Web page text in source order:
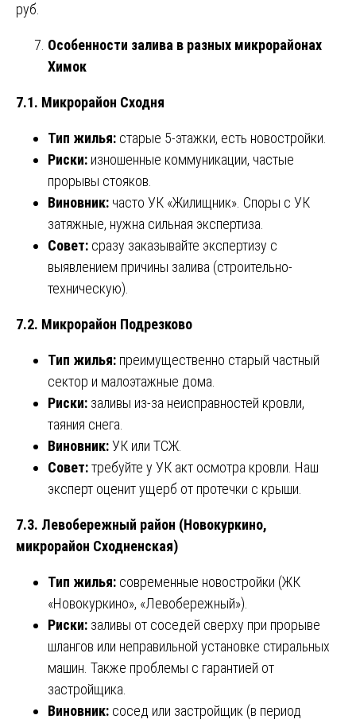
руб.
Особенности залива в разных микрорайонах
Химок
7.1. Микрорайон Сходня
Тип жилья: старые 5-этажки, есть новостройки.
Риски: изношенные коммуникации, частые
прорывы стояков.
Виновник: часто УК «Жилищник». Споры с УК
затяжные, нужна сильная экспертиза.
Совет: сразу заказывайте экспертизу с
выявлением причины залива (строительно-
техническую).
7.2. Микрорайон Подрезково
Тип жилья: преимущественно старый частный
сектор и малоэтажные дома.
Риски: заливы из-за неисправностей кровли,
таяния снега.
Виновник:УК или ТСЖ.
Совет:требуйте у УК акт осмотра кровли. Наш
эксперт оценит ущерб от протечки с крыши.
7.3. Левобережный район (Новокуркино,
микрорайон Сходненская)
Тип жилья: современные новостройки (ЖК
«Новокуркино», «Левобережный»).
Риски: заливы от соседей сверху при прорыве
шлангов или неправильной установке стиральных
машин. Также проблемы с гарантией от
застройщика.
Виновник: сосед или застройщик (в период